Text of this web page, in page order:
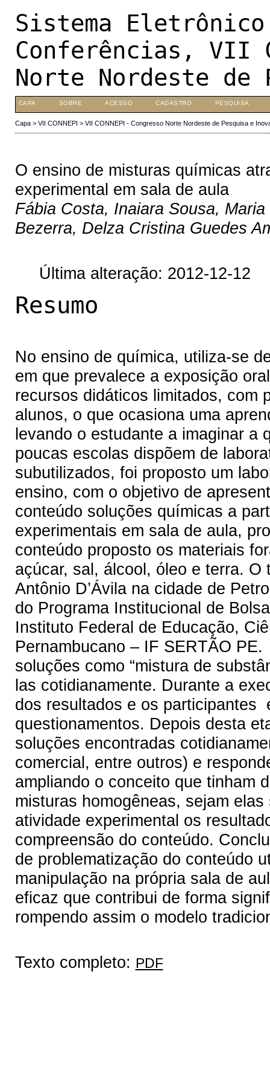
Sistema
Conferências, VII
Norte Nordeste de
CAPA SOBRE ACESSO CADASTRO PESQUISA
Capa> VII CONNEPI > VII CONNEPI - Congresso Norte Nordeste de Pesquisa e
O ensino de misturas químicas
experimental em sala de aula
Fábia Costa, Inaiara Sousa,
Bezerra, Delza Cristina Guedes
Última alteração: 2012-12-12
Resumo
No ensino de química, utiliza-se
em que prevalece a exposição
recursos didáticos limitados, com
alunos, o que ocasiona uma
levando o estudante a imaginar a
poucas escolas dispõem de
subutilizados, foi proposto um
ensino, com o objetivo de
conteúdo soluções químicas a
experimentais em sala de aula,
conteúdo proposto os materiais
açúcar, sal, álcool, óleo e terra.
Antônio D’Ávila na cidade de
do Programa Institucional de
Instituto Federal de Educação,
Pernambucano – IF SERTÃO
soluções como “mistura de
las cotidianamente. Durante a
dos resultados e os participantes
questionamentos. Depois desta
soluções encontradas
comercial, entre outros) e
ampliando o conceito que tinham
misturas homogêneas, sejam
atividade experimental os
compreensão do conteúdo.
de problematização do conteúdo
manipulação na própria sala de
eficaz que contribui de forma
rompendo assim o modelo
Texto completo: PDF